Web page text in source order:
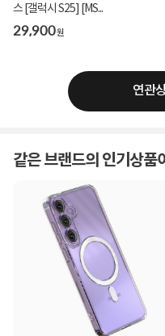
스 [갤럭시 S25] [MS...
29,900원
연관
같은 브랜드의 인기상품